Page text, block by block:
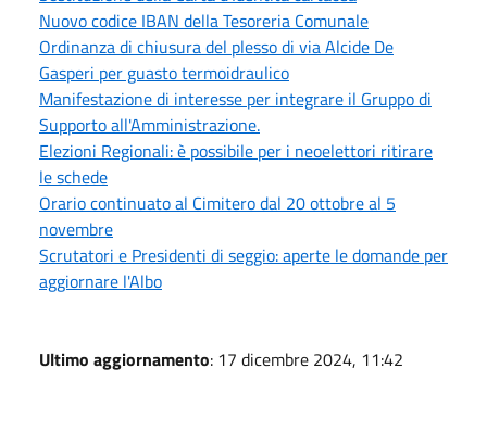
Nuovo codice IBAN della Tesoreria Comunale
Ordinanza di chiusura del plesso di via Alcide De
Gasperi per guasto termoidraulico
Manifestazione di interesse per integrare il Gruppo di
Supporto all'Amministrazione.
Elezioni Regionali: è possibile per i neoelettori ritirare
le schede
Orario continuato al Cimitero dal 20 ottobre al 5
novembre
Scrutatori e Presidenti di seggio: aperte le domande per
aggiornare l'Albo
Ultimo aggiornamento: 17 dicembre 2024, 11:42